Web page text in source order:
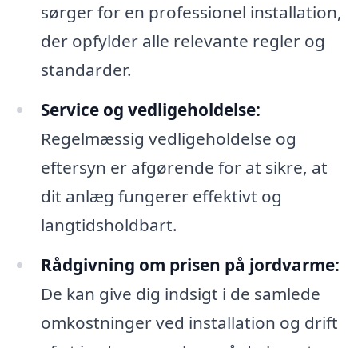
sørger for en professionel installation,
der opfylder alle relevante regler og
standarder.
Service og vedligeholdelse:
Regelmæssig vedligeholdelse og
eftersyn er afgørende for at sikre, at
dit anlæg fungerer effektivt og
langtidsholdbart.
Rådgivning om prisen på jordvarme:
De kan give dig indsigt i de samlede
omkostninger ved installation og drift